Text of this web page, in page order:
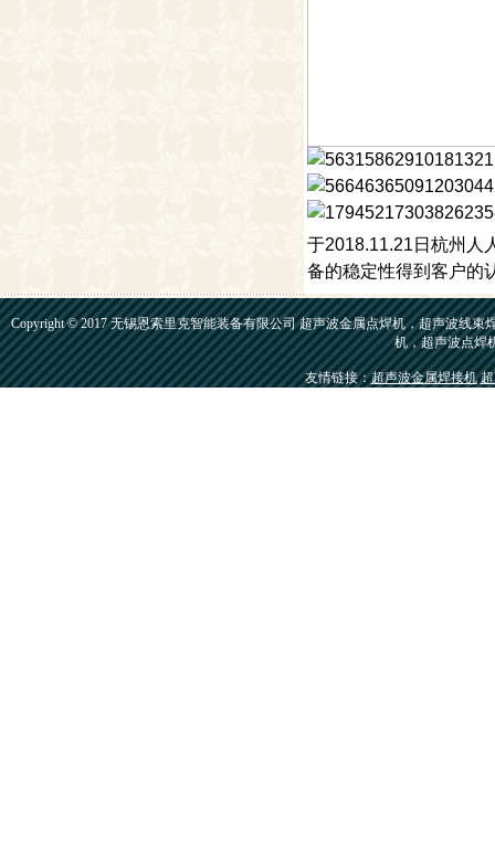
于2018.11.21日杭州人
备的稳定性得到客户的
Copyright © 2017 无锡恩索里克智能装备有限公司 超声波金属点焊机，超声波线
机，超声波点焊
友情链接：超声波金属焊接机